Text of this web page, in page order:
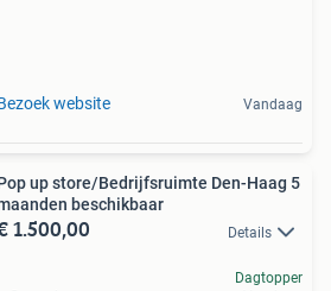
website Vandaag
up store/Bedrijfsruimte Den-Haag 5
beschikbaar
1.500,00 Details
Dagtopper